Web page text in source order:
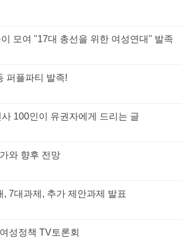
모여 "17대 총선을 위한 여성연대" 발족
퍼플파티 발족!
100인이 유권자에게 드리는 글
와 향후 전망
7대과제, 추가 제안과제 발표
성정책 TV토론회